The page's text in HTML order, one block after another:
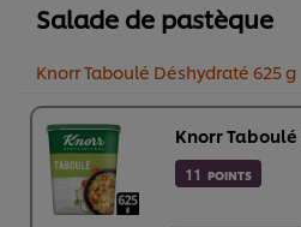
Salade de pastèque
Knorr Taboulé Déshydraté 625 g
Knorr
11 POINTS